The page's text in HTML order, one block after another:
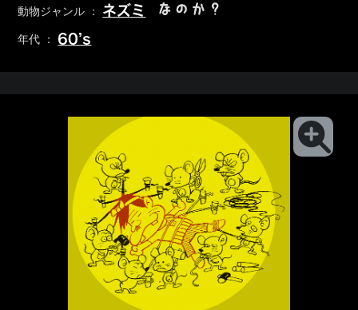
動物ジャンル ： ネズミ なのか？
年代 ： 60’s